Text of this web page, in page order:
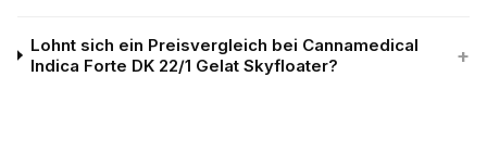
Lohnt sich ein Preisvergleich bei Cannamedical
Indica Forte DK 22/1 Gelat Skyfloater?
+